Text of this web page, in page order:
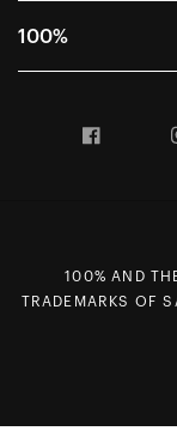
Frequently Asked
Terms of Sale
100%
Company Info
Right of Withdrawal
100% AND
TRADEMARKS OF